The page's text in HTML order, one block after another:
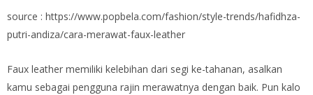
source : https://www.popbela.com/fashion/style-trends/hafidhza-
putri-andiza/cara-merawat-faux-leather
Faux leather memiliki kelebihan dari segi ke-tahanan, asalkan
kamu sebagai pengguna rajin merawatnya dengan baik. Pun kalo